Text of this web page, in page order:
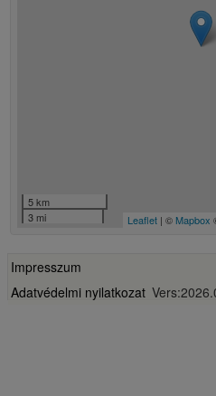
5 km
3 mi
Leaflet | © Mapbox
Impresszum
Adatvédelmi nyilatkozat